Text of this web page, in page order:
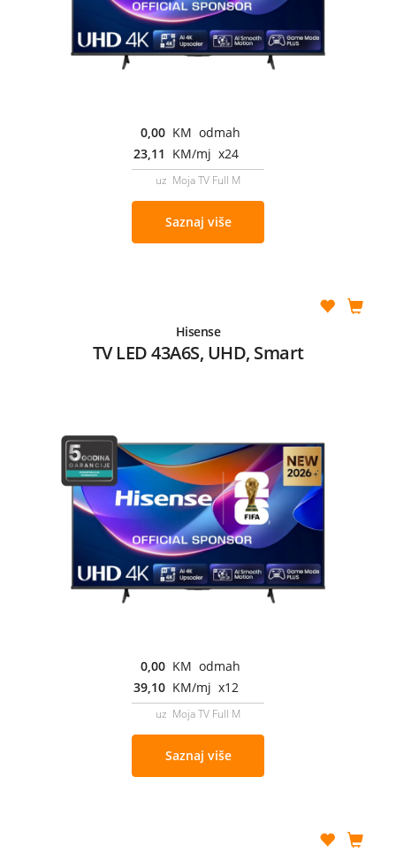
0,00 KM odmah
23,11 KM/mj x24
uz Moja TV Full M
Saznaj više
Hisense
TV LED 43A6S, UHD, Smart
0,00 KM odmah
39,10 KM/mj x12
uz Moja TV Full M
Saznaj više